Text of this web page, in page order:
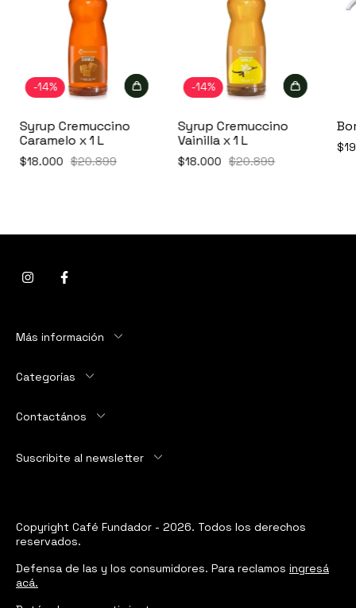
-14%
Syrup Cremuccino
Caramelo x 1 L
$18.000 $20.899
-14%
Syrup Cremuccino
Vainilla x 1 L
$18.000 $20.899
Más información
Categorías
Contactános
Suscribite al newsletter
Copyright Café Fundador - 2026. Todos los derechos
reservados.
Defensa de las y los consumidores. Para reclamos ingresá
acá.